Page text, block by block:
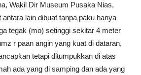
Wakil Dir Museum Pusaka Nias,
lain dibuat tanpa paku hanya
tegak (mo) setinggi sekitar 4 meter
r paan angin yang kuat di dataran,
tetapi ditumpukkan di atas
ada yang di samping dan ada yang